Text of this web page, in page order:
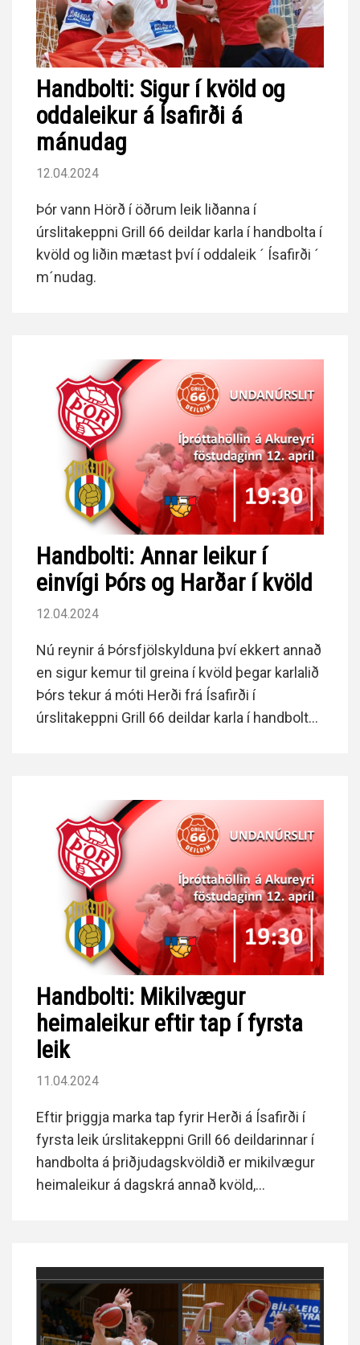
Handbolti: Sigur í kvöld og
oddaleikur á Ísafirði á
mánudag
12.04.2024
Þór vann Hörð í öðrum leik liðanna í
úrslitakeppni Grill 66 deildar karla í handbolta í
kvöld og liðin mætast því í oddaleik ´ Ísafirði ´
m´nudag.
Handbolti: Annar leikur í
einvígi Þórs og Harðar í kvöld
12.04.2024
Nú reynir á Þórsfjölskylduna því ekkert annað
en sigur kemur til greina í kvöld þegar karlalið
Þórs tekur á móti Herði frá Ísafirði í
úrslitakeppni Grill 66 deildar karla í handbolta.
Handbolti: Mikilvægur
heimaleikur eftir tap í fyrsta
leik
11.04.2024
Eftir þriggja marka tap fyrir Herði á Ísafirði í
fyrsta leik úrslitakeppni Grill 66 deildarinnar í
handbolta á þriðjudagskvöldið er mikilvægur
heimaleikur á dagskrá annað kvöld,